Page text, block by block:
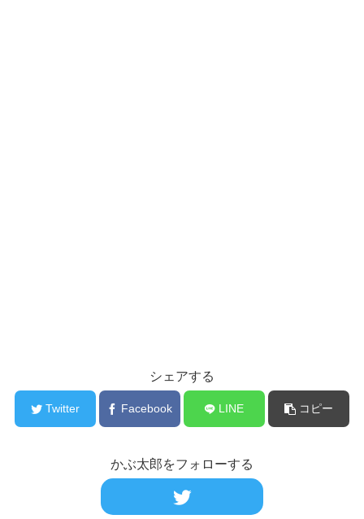
シェアする
Twitter Facebook LINE コピー
かぶ太郎をフォローする